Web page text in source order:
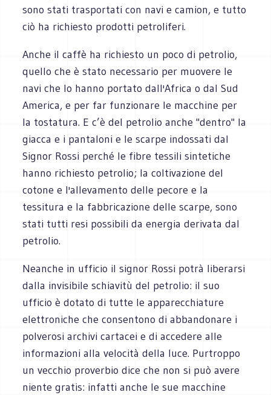
sono stati trasportati con navi e camion, e tutto
ciò ha richiesto prodotti petroliferi.
Anche il caffè ha richiesto un poco di petrolio,
quello che è stato necessario per muovere le
navi che lo hanno portato dall'Africa o dal Sud
America, e per far funzionare le macchine per
la tostatura. E c’è del petrolio anche "dentro" la
giacca e i pantaloni e le scarpe indossati dal
Signor Rossi perché le fibre tessili sintetiche
hanno richiesto petrolio; la coltivazione del
cotone e l'allevamento delle pecore e la
tessitura e la fabbricazione delle scarpe, sono
stati tutti resi possibili da energia derivata dal
petrolio.
Neanche in ufficio il signor Rossi potrà liberarsi
dalla invisibile schiavitù del petrolio: il suo
ufficio è dotato di tutte le apparecchiature
elettroniche che consentono di abbandonare i
polverosi archivi cartacei e di accedere alle
informazioni alla velocità della luce. Purtroppo
un vecchio proverbio dice che non si può avere
niente gratis: infatti anche le sue macchine